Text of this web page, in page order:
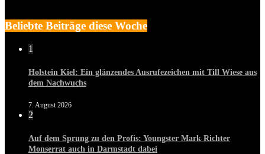
Beliebte Beiträge diese Woche
1
Holstein Kiel: Ein glänzendes Ausrufezeichen mit Till Wiese aus
dem Nachwuchs
7. August 2026
2
Auf dem Sprung zu den Profis: Youngster Mark Richter
Monserrat auch in Darmstadt dabei